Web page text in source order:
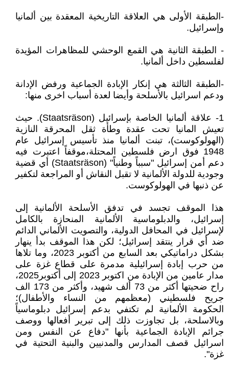
-الطبقة الأولى هي العلاقة التاريخية المعقدة بين ألمانيا
وإسرائيل.
- الطبقة الثانية هي القمع الوحشي للمظاهرات المؤيدة
لفلسطين داخل ألمانيا.
-الطبقة الثالثة هي إنكار الإبادة الجماعية ورفض الإدانة
ودعم اسرائيل بالأسلحة وأيضا لعدة أسباب اخرى منها:
1- علاقة ألمانيا الخاصة بإسرائيل (Staatsräson). حيث
تعيش المانيا تحت عقدة وطأة ثقل المحرقة النازية
(الهولوكوست)، تبنت ألمانيا منذ تأسيس إسرائيل عام
1948 فوق ارض فلسطين المحتلة،موقفاً اعتبرت فيه
دعم أمن إسرائيل "سبباً وطنياً" (Staatsräson) أي قضية
وجودية للدولة الألمانية لا تقبل النقاش أو المراجعة لتكفير
عن ذنبها في الهولوكوست.
هذا الموقف تجسد في تدفق الأسلحة الألمانية إلى
إسرائيل، والدبلوماسية الألمانية المنحازة بالكامل
لإسرائيل في المحافل الدولية، والتصويت الألماني الدائم
ضد أي قرار ينتقد إسرائيل؛ لكن هذا الموقف بدأ ينهار
بشكل دراماتيكي بعد السابع من أكتوبر 2023، وما تلاها
من حرب إبادة إسرائيلية مدمرة على قطاع غزة على
مدار عامين من الإبادة من اكتوبر 2023 إلى أكتوبر2025،
راح ضحيتها أكثر من 73 ألف شهيد، وأكثر من 173 الف
جريح فلسطيني (معظمهم من النساء والأطفال)؛
الحكومة الألمانية لم تكتفي بدعم إسرائيل دبلوماسياً
وبالاسلحة، بل تجاوزت ذلك إلى تبرير أفعالها ووصف
جرائم الإبادة الجماعية بأنها "دفاع عن النفس ومن
اسرائيل قصف المدارس والمدنيين والبنية التحتية في
غزة".